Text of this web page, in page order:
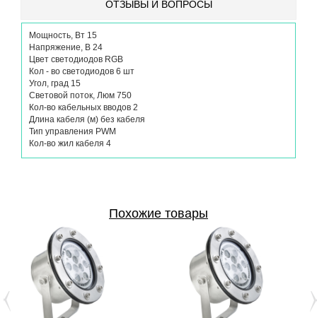
ОТЗЫВЫ И ВОПРОСЫ
Мощность, Вт 15
Напряжение, В 24
Цвет светодиодов RGB
Кол - во светодиодов 6 шт
Угол, град 15
Световой поток, Люм 750
Кол-во кабельных вводов 2
Длина кабеля (м) без кабеля
Тип управления PWM
Кол-во жил кабеля 4
Похожие товары